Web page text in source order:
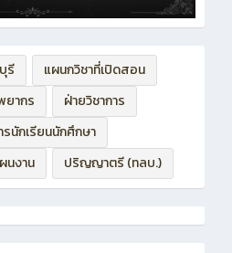
รี
แผนกวิชาที่เปิดสอน
ยากร
ฝ่ายวิชาการ
นักเรียนนักศึกษา
นงาน
ปริญญาตรี (ทลบ.)